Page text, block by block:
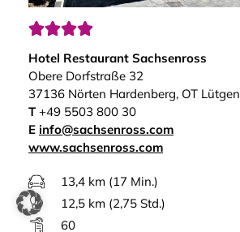

Hotel Restaurant Sachsenross
Obere Dorfstraße 32
37136 Nörten Hardenberg, OT
T+49 5503 800 30
E info@sachsenross.com
www.sachsenross.com
13,4 km (17 Min.)
12,5 km (2,75 Std.)
60